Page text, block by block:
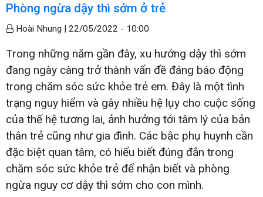
Phòng ngừa dậy thì sớm ở trẻ
Hoài Nhung | 22/05/2022 - 10:00
Trong những năm gần đây, xu hướng dậy thì sớm
đang ngày càng trở thành vấn đề đáng báo động
trong chăm sóc sức khỏe trẻ em. Đây là một tình
trạng nguy hiểm và gây nhiều hệ lụy cho cuộc sống
của thế hệ tương lai, ảnh hưởng tới tâm lý của bản
thân trẻ cũng như gia đình. Các bậc phụ huynh cần
đặc biệt quan tâm, có hiểu biết đúng đắn trong
chăm sóc sức khỏe trẻ để nhận biết và phòng
ngừa nguy cơ dậy thì sớm cho con mình.